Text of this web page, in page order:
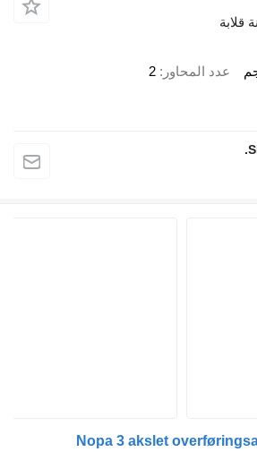
قلابة
عدد المحاور 2
Nopa 3 akslet